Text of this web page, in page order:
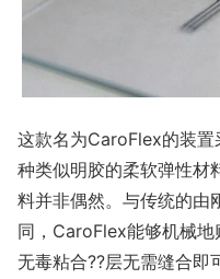
这款名为CaroFlex的装
种类似明胶的柔软弹性材
料并非偶然。与传统的由
同，CaroFlex能够机械
无毒粘合??层无需缝合即